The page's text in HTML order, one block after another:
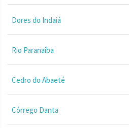
Dores do Indaiá
Rio Paranaíba
Cedro do Abaeté
Córrego Danta